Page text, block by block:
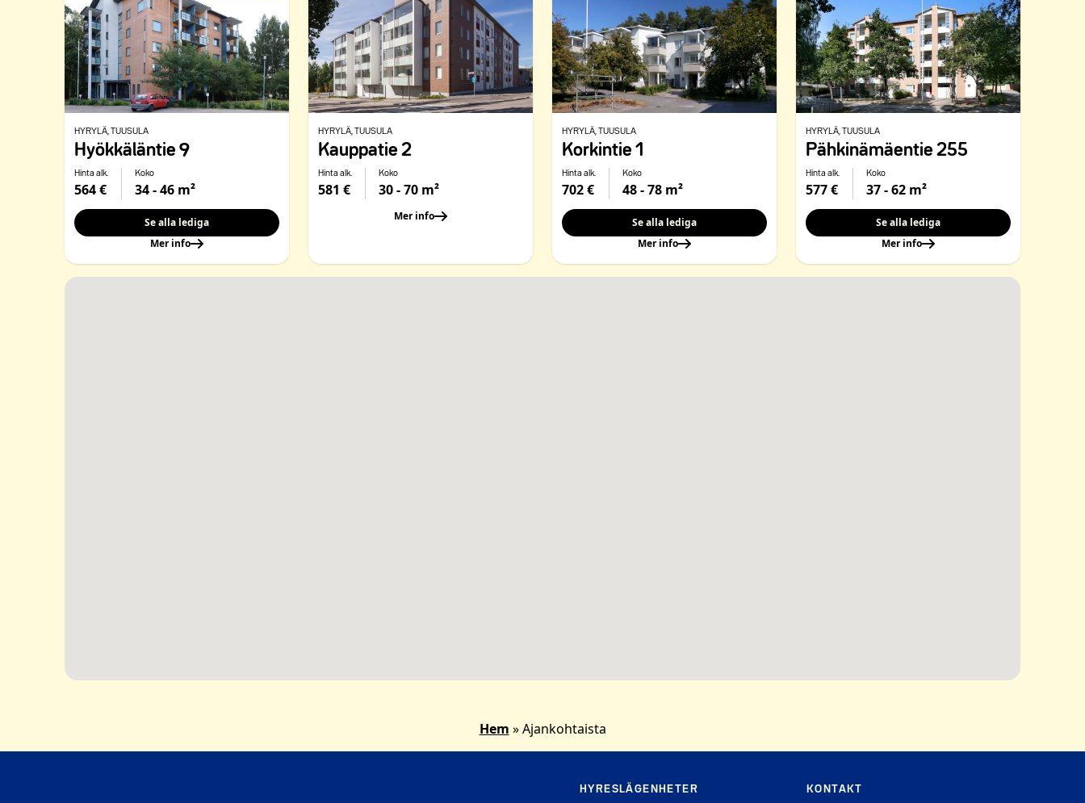
HYRYLÄ , TUUSULA
Hyökkäläntie 9
Hinta alk.
564 €
Koko
34 - 46 m²
Se alla lediga
Mer info
HYRYLÄ , TUUSULA
Kauppatie 2
Hinta alk.
581 €
Koko
30 - 70 m²
Mer info
HYRYLÄ , TUUSULA
Korkintie 1
Hinta alk.
702 €
Koko
48 - 78 m²
Se alla lediga
Mer info
HYRYLÄ , TUUSULA
Pähkinämäentie 255
Hinta alk.
577 €
Koko
37 - 62 m²
Se alla lediga
Mer info
Hem »Ajankohtaista
HYRESLÄGENHETER KONTAKT